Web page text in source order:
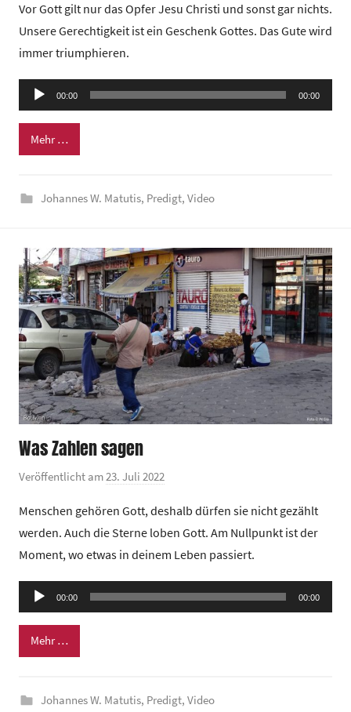
n
G
m
e
z
t
r
u
m
Vor Gott gilt nur das Opfer Jesu Christi und sonst gar nichts.
Unsere Gerechtigkeit ist ein Geschenk Gottes. Das Gute wird
immer triumphieren.
Audio-
Player
00:00 00:00
Mehr …
Johannes W. Matutis, Predigt, Video
Was Zahlen sagen
Veröffentlicht am23. Juli 2022
n
G
e
m
e
z
Menschen gehören Gott, deshalb dürfen sie nicht gezählt
werden. Auch die Sterne loben Gott. Am Nullpunkt ist der
Moment, wo etwas in deinem Leben passiert.
Audio-
Player
00:00 00:00
Mehr …
Johannes W. Matutis, Predigt, Video